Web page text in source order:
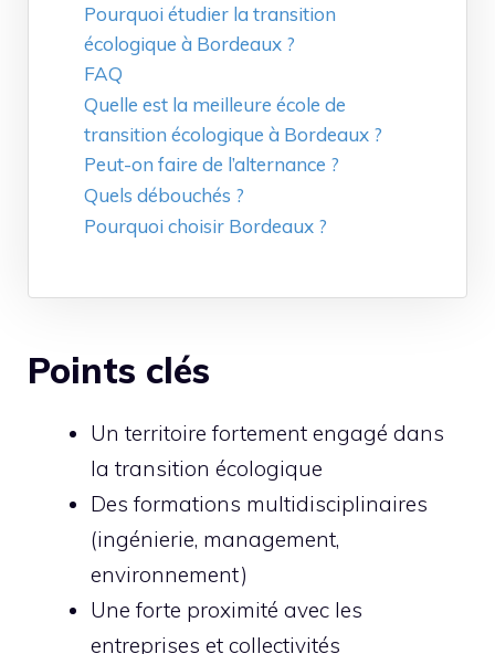
Pourquoi étudier la transition
écologique à Bordeaux ?
FAQ
Quelle est la meilleure école de
transition écologique à Bordeaux ?
Peut-on faire de l’alternance ?
Quels débouchés ?
Pourquoi choisir Bordeaux ?
Points clés
Un territoire fortement engagé dans
la transition écologique
Des formations multidisciplinaires
(ingénierie, management,
environnement)
Une forte proximité avec les
entreprises et collectivités